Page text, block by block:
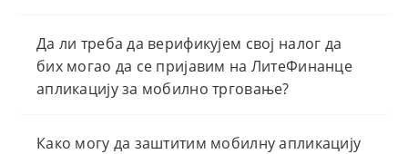
Да ли треба да верификујем свој налог да
бих могао да се пријавим на ЛитеФинанце
апликацију за мобилно трговање?
Како могу да заштитим мобилну апликацију